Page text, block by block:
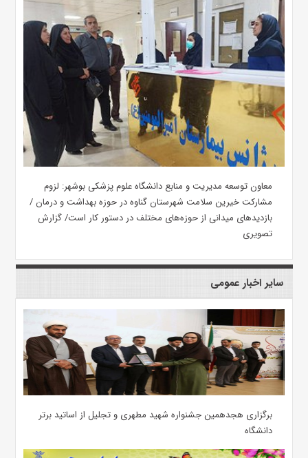
معاون توسعه مدیریت و منابع دانشگاه علوم پزشکی بوشهر: لزوم
مشارکت خیرین سلامت شهرستان گناوه در حوزه بهداشت و درمان /
بازدیدهای میدانی از حوزه‌های مختلف در دستور کار است/ گزارش
تصویری
سایر اخبار عمومی
برگزاری هجدهمین جشنواره شهید مطهری و تجلیل از اساتید برتر
دانشگاه